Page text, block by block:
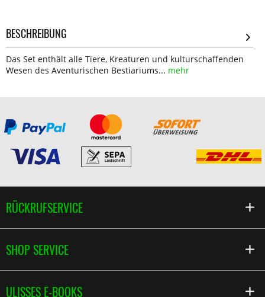
BESCHREIBUNG
Das Set enthält alle Tiere, Kreaturen und kulturschaffenden
Wesen des Aventurischen Bestiariums... mehr
RÜCKRUFSERVICE
SHOP SERVICE
ULISSES E-BOOKS